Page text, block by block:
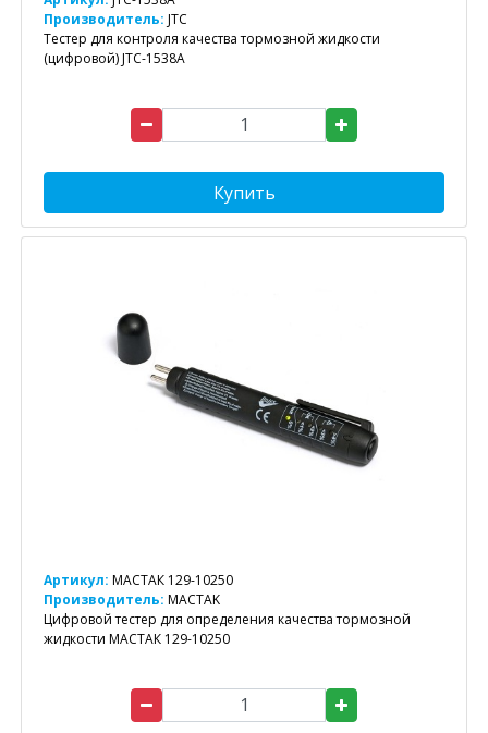
Производитель: JTC
Тестер для контроля качества тормозной жидкости
(цифровой) JTC-1538A
Купить
Артикул: МАСТАК 129-10250
Производитель: MACTAK
Цифровой тестер для определения качества тормозной
жидкости МАСТАК 129-10250